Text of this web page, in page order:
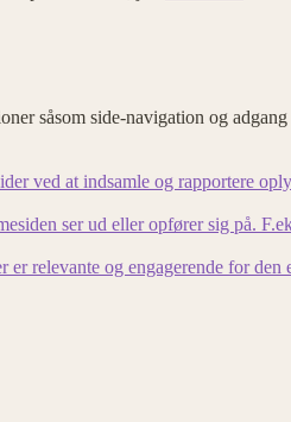
såsom side-navigation og
ved at indsamle og rapportere
ser ud eller opfører sig på.
relevante og engagerende for